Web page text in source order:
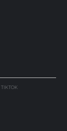
TIKTOK